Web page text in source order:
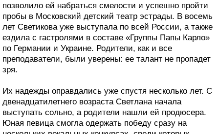
позволило ей набраться смелости и успешно пройти
пробы в Московский детский театр эстрады. В восемь
лет Светикова уже выступала по всей России, а также
ездила с гастролями в составе «Группы Папы Карло»
по Германии и Украине. Родители, как и все
преподаватели, были уверены: ее талант не пропадет
зря.
Их надежды оправдались уже спустя несколько лет. С
двенадцатилетнего возраста Светлана начала
выступать сольно, а родители нашли ей продюсера.
Юная певица смогла одержать победу сразу на